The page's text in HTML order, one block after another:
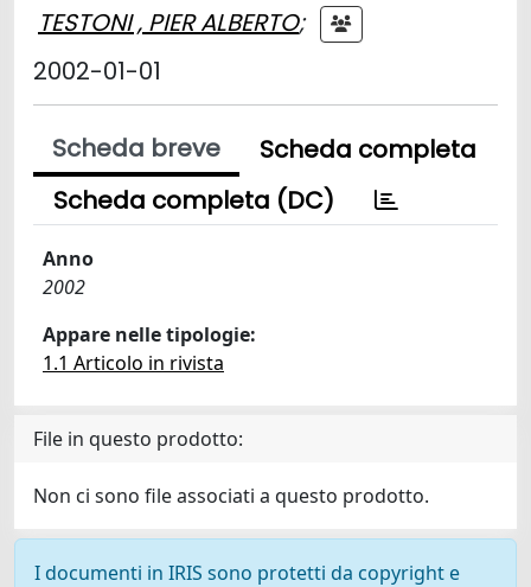
TESTONI , PIER ALBERTO;
2002-01-01
Scheda breve
Scheda completa
Scheda completa (DC)
Anno
2002
Appare nelle tipologie:
1.1 Articolo in rivista
File in questo prodotto:
Non ci sono file associati a questo prodotto.
I documenti in IRIS sono protetti da copyright e